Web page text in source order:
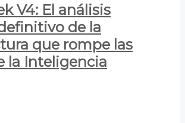
V4: El análisis
de la
que rompe las
la Inteligencia